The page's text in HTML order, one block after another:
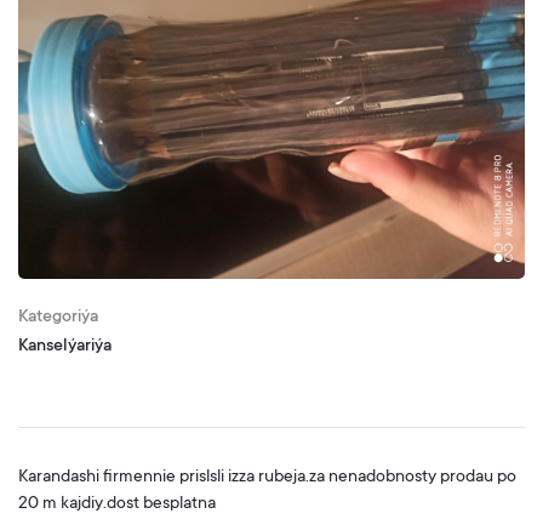
Kategoriýa
Kanselýariýa
Karandashi firmennie prislsli izza rubeja.za nenadobnosty prodau po
20 m kajdiy.dost besplatna